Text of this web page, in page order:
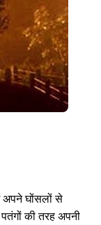
अपने घोंसलों से
की तरह अपनी